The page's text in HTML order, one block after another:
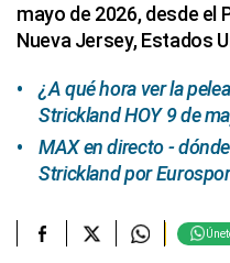
mayo de 2026, desde el
Nueva Jersey, Estados
¿A qué hora ver la
Strickland HOY 9 de
MAX en directo -
Strickland por